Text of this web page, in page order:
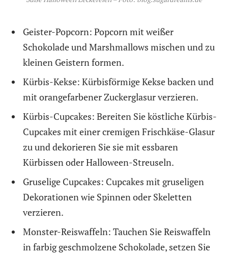
Geister-Popcorn: Popcorn mit weißer
Schokolade und Marshmallows mischen und zu
kleinen Geistern formen.
Kürbis-Kekse: Kürbisförmige Kekse backen und
mit orangefarbener Zuckerglasur verzieren.
Kürbis-Cupcakes: Bereiten Sie köstliche Kürbis-
Cupcakes mit einer cremigen Frischkäse-Glasur
zu und dekorieren Sie sie mit essbaren
Kürbissen oder Halloween-Streuseln.
Gruselige Cupcakes: Cupcakes mit gruseligen
Dekorationen wie Spinnen oder Skeletten
verzieren.
Monster-Reiswaffeln: Tauchen Sie Reiswaffeln
in farbig geschmolzene Schokolade, setzen Sie